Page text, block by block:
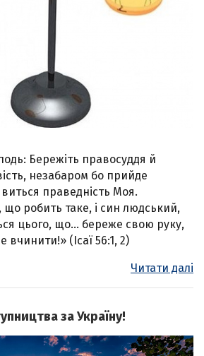
Бережіть правосуддя й
незабаром бо прийде
праведність Моя.
робить таке, і син людський,
цього, що… береже свою руку,
вчинити!» (Ісаї 56:1, 2)
Читати далі
за Україну!